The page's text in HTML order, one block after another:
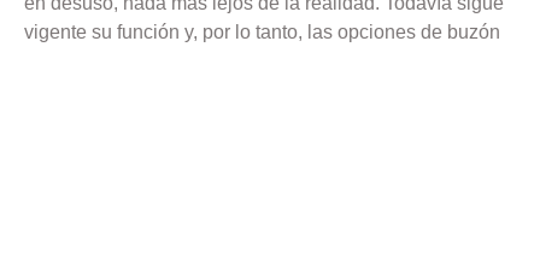
vigente su función y, por lo tanto, las opciones de buzón